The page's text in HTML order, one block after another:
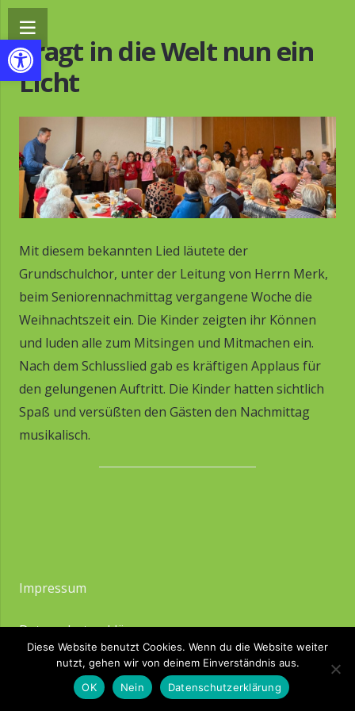
Werkzeugleiste öffnen
Tragt in die Welt nun ein
Licht
Mit diesem bekannten Lied läutete der
Grundschulchor, unter der Leitung von Herrn Merk,
beim Seniorennachmittag vergangene Woche die
Weihnachtszeit ein. Die Kinder zeigten ihr Können
und luden alle zum Mitsingen und Mitmachen ein.
Nach dem Schlusslied gab es kräftigen Applaus für
den gelungenen Auftritt. Die Kinder hatten sichtlich
Spaß und versüßten den Gästen den Nachmittag
musikalisch.
Impressum
Datenschutzerklärung
Diese Website benutzt Cookies. Wenn du die Website weiter
nutzt, gehen wir von deinem Einverständnis aus.
OK
Nein Datenschutzerklärung